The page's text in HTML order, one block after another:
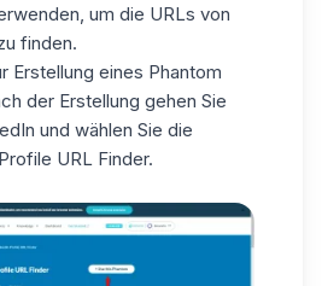
um die URLs von
finden.
Erstellung eines Phantom
der Erstellung gehen Sie
und wählen Sie die
URL Finder.